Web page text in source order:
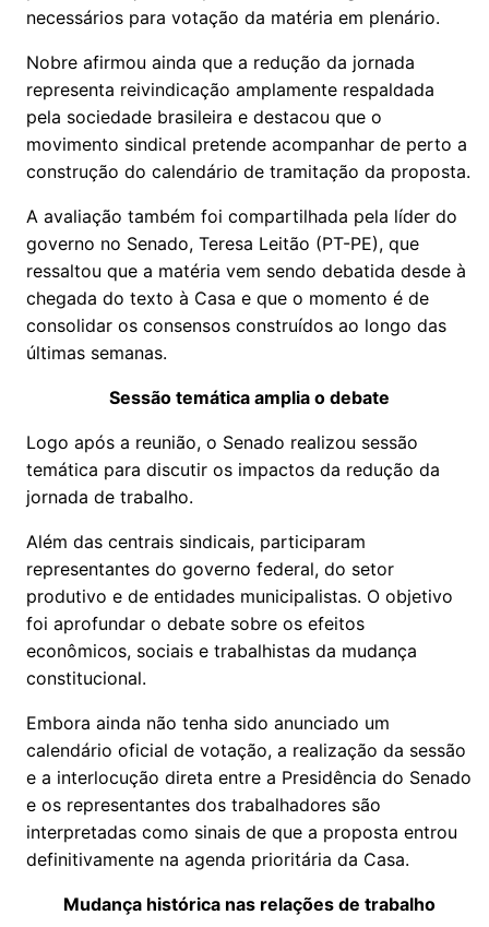
necessários para votação da matéria em plenário.
Nobre afirmou ainda que a redução da jornada
representa reivindicação amplamente respaldada
pela sociedade brasileira e destacou que o
movimento sindical pretende acompanhar de perto a
construção do calendário de tramitação da proposta.
A avaliação também foi compartilhada pela líder do
governo no Senado, Teresa Leitão (PT-PE), que
ressaltou que a matéria vem sendo debatida desde à
chegada do texto à Casa e que o momento é de
consolidar os consensos construídos ao longo das
últimas semanas.
Sessão temática amplia o debate
Logo após a reunião, o Senado realizou sessão
temática para discutir os impactos da redução da
jornada de trabalho.
Além das centrais sindicais, participaram
representantes do governo federal, do setor
produtivo e de entidades municipalistas. O objetivo
foi aprofundar o debate sobre os efeitos
econômicos, sociais e trabalhistas da mudança
constitucional.
Embora ainda não tenha sido anunciado um
calendário oficial de votação, a realização da sessão
e a interlocução direta entre a Presidência do Senado
e os representantes dos trabalhadores são
interpretadas como sinais de que a proposta entrou
definitivamente na agenda prioritária da Casa.
Mudança histórica nas relações de trabalho